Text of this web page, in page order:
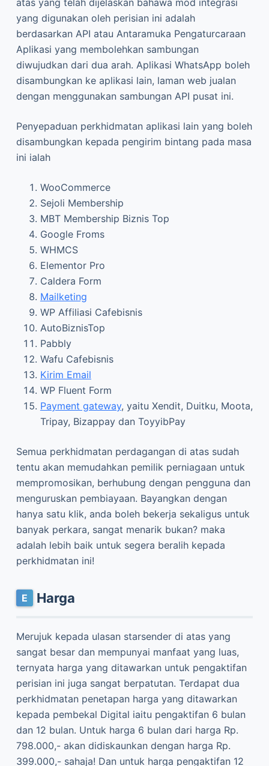
yang digunakan oleh perisian ini adalah
berdasarkan API atau Antaramuka Pengaturcaraan
Aplikasi yang membolehkan sambungan
diwujudkan dari dua arah. Aplikasi WhatsApp boleh
disambungkan ke aplikasi lain, laman web jualan
dengan menggunakan sambungan API pusat ini.
Penyepaduan perkhidmatan aplikasi lain yang boleh
disambungkan kepada pengirim bintang pada masa
ini ialah
WooCommerce
Sejoli Membership
MBT Membership Biznis Top
Google Froms
WHMCS
Elementor Pro
Caldera Form
Mailketing
WP Affiliasi Cafebisnis
AutoBiznisTop
Pabbly
Wafu Cafebisnis
Kirim Email
WP Fluent Form
Payment gateway, yaitu Xendit, Duitku, Moota,
Tripay, Bizappay dan ToyyibPay
Semua perkhidmatan perdagangan di atas sudah
tentu akan memudahkan pemilik perniagaan untuk
mempromosikan, berhubung dengan pengguna dan
menguruskan pembiayaan. Bayangkan dengan
hanya satu klik, anda boleh bekerja sekaligus untuk
banyak perkara, sangat menarik bukan? maka
adalah lebih baik untuk segera beralih kepada
perkhidmatan ini!
Harga
Merujuk kepada ulasan starsender di atas yang
sangat besar dan mempunyai manfaat yang luas,
ternyata harga yang ditawarkan untuk pengaktifan
perisian ini juga sangat berpatutan. Terdapat dua
perkhidmatan penetapan harga yang ditawarkan
kepada pembekal Digital iaitu pengaktifan 6 bulan
dan 12 bulan. Untuk harga 6 bulan dari harga Rp.
798.000,- akan didiskaunkan dengan harga Rp.
399.000,- sahaja! Dan untuk harga pengaktifan 12